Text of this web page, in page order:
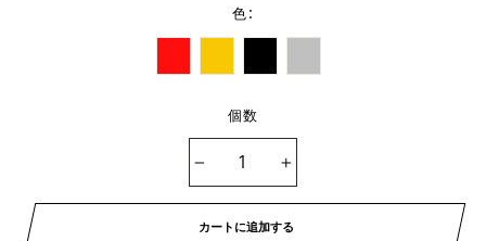
色:
個数
カートに追加する